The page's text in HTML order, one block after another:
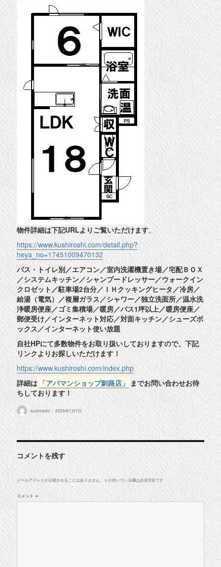
物件詳細は下記URLよりご覧いただけます。
https://www.kushiroshi.com/detail.php?
heya_no=17451009470132
バス・トイレ別／エアコン／室内洗濯機置き場／宅配ＢＯＸ
／システムキッチン／シャンプードレッサー／ウォークイン
クロゼット／駐車場2台分／ＩＨクッキングヒータ／冷房／
給湯（電気）／複層ガラス／シャワー／独立洗面所／温水洗
浄暖房便座／ゴミ集積場／暖房／バス1坪以上／暖房便座／
郵便受け／インターネット対応／対面キッチン／シューズボ
ックス／インターネット使い放題
自社HPにて多数物件をお取り扱いしておりますので、下記
リンクよりお探しいただけます！
https://www.kushiroshi.com/index.php
詳細は 「アパマンショップ釧路店」 までお問い合わせお待
ちしております！
投
kushiroshi
投
2025年7月7日
コメントを残す
メールアドレスが公開されることはありません。 ※ が付いている欄は必須項目です
コメント ※